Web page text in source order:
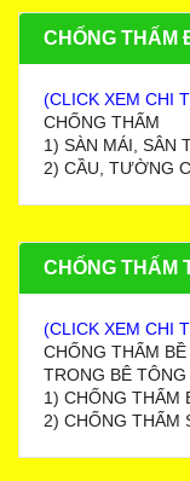
CHỐNG THẤM
(CLICK XEM CHI
CHỐNG THẤM
1) SÀN MÁI, SÂN
2) CẦU, TƯỜNG
CHỐNG THẤM
(CLICK XEM CHI
CHỐNG THẤM
TRONG BÊ TÔNG
1) CHỐNG THẤM
2) CHỐNG THẤM